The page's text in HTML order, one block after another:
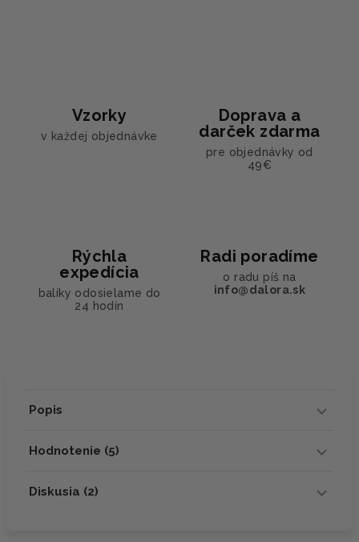
Vzorky
v každej objednávke
Doprava a
darček zdarma
pre objednávky od
49€
Rýchla
expedícia
balíky odosielame do
24 hodín
Radi poradíme
o radu píš na
info@dalora.sk
Popis
Hodnotenie (5)
Diskusia (2)